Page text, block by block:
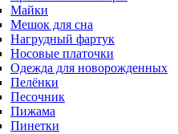
Майки
Мешок для сна
Нагрудный фартук
Носовые платочки
Одежда для новорожденных
Пелёнки
Песочник
Пижама
Пинетки